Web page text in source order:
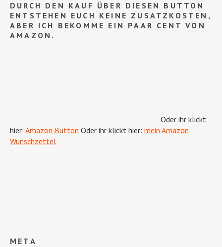
DURCH DEN KAUF ÜBER DIESEN BUTTON
ENTSTEHEN EUCH KEINE ZUSATZKOSTEN,
ABER ICH BEKOMME EIN PAAR CENT VON
AMAZON.
Oder ihr klickt
hier: Amazon Button Oder ihr klickt hier: mein Amazon
Wunschzettel
META